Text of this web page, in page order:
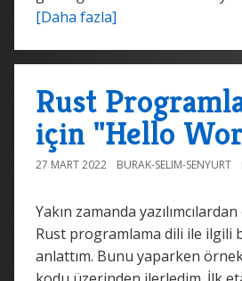
[Daha fazla]
Rust
için "Hello
27 MART 2022 BURAK-SELIM-SENYURT
Yakın zamanda
Rust programlama dili ile ilgili
anlattım. Bunu yaparken